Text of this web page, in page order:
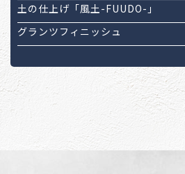
土の仕上げ「風土-FUUDO-」
グランツフィニッシュ